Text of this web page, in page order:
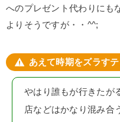
へのプレゼント代わりにも
よりそうですが・・^^;
あえて時期をズラすテ
やはり誰もが行きたが
店などはかなり混み合